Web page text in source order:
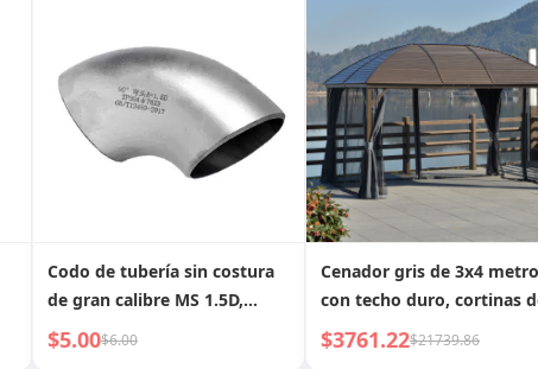
y domésticos, reseñas, comparativas, guías, y
Codo de tubería sin costura
de gran calibre MS 1.5D,
resistente a la corrosión a
altas temperaturas, 90/45
$5.00$6.00
Cenador gris de 3x4
con techo duro, cortinas
acero y red, gancho para
techo de pabellón para
$3761.22$21739.86